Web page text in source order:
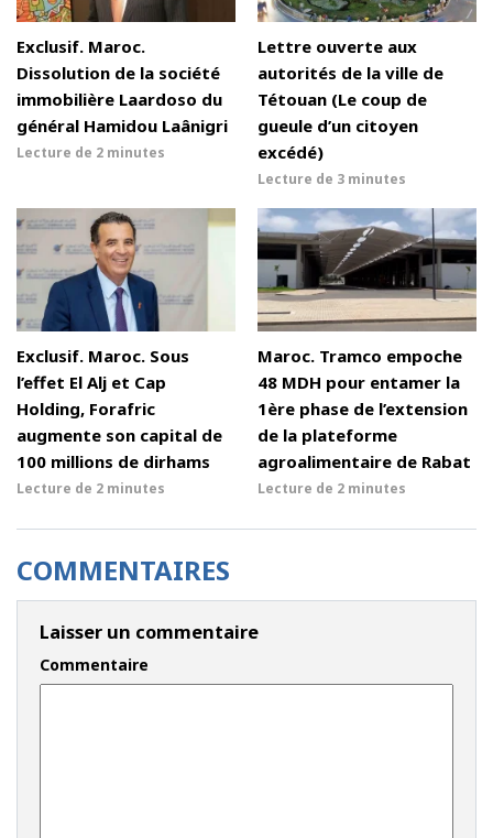
Exclusif. Maroc.
Dissolution de la société
immobilière Laardoso du
général Hamidou Laânigri
Lecture de 2 minutes
Lettre ouverte aux
autorités de la ville de
Tétouan (Le coup de
gueule d’un citoyen
excédé)
Lecture de 3 minutes
Exclusif. Maroc. Sous
l’effet El Alj et Cap
Holding, Forafric
augmente son capital de
100 millions de dirhams
Lecture de 2 minutes
Maroc. Tramco empoche
48 MDH pour entamer la
1ère phase de l’extension
de la plateforme
agroalimentaire de Rabat
Lecture de 2 minutes
COMMENTAIRES
Laisser un commentaire
Commentaire